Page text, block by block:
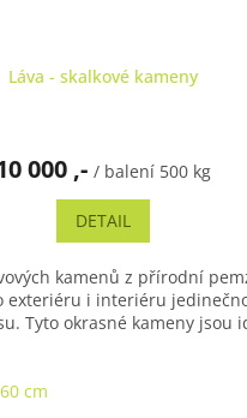
Láva - skalkové kameny
000 ,- / balení 500 kg
DETAIL
kamenů z přírodní
exteriéru i interiéru
Tyto okrasné kameny jsou
cm